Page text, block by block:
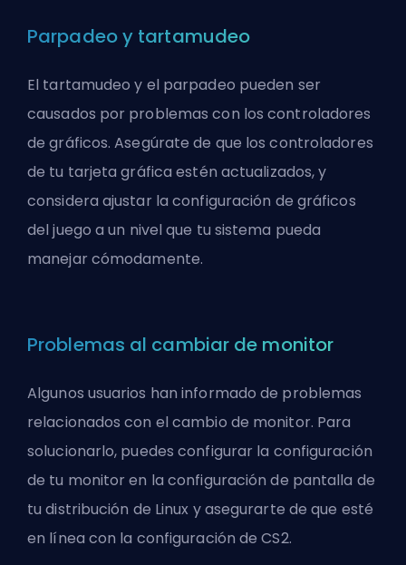
Parpadeo y tartamudeo
El tartamudeo y el parpadeo pueden ser
causados por problemas con los controladores
de gráficos. Asegúrate de que los controladores
de tu tarjeta gráfica estén actualizados, y
considera ajustar la configuración de gráficos
del juego a un nivel que tu sistema pueda
manejar cómodamente.
Problemas al cambiar de monitor
Algunos usuarios han informado de problemas
relacionados con el cambio de monitor. Para
solucionarlo, puedes configurar la configuración
de tu monitor en la configuración de pantalla de
tu distribución de Linux y asegurarte de que esté
en línea con la configuración de CS2.